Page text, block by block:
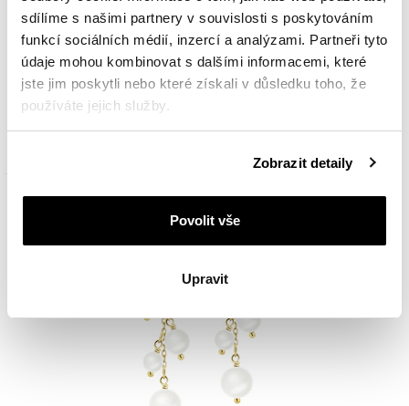
sdílíme s našimi partnery v souvislosti s poskytováním
funkcí sociálních médií, inzercí a analýzami. Partneři tyto
údaje mohou kombinovat s dalšími informacemi, které
jste jim poskytli nebo které získali v důsledku toho, že
používáte jejich služby.
Zásadách ochrany osobních údajů
Zobrazit detaily
Povolit vše
Upravit
Pozlacený stříbrný náhrdelník s perlami
2 090 Kč